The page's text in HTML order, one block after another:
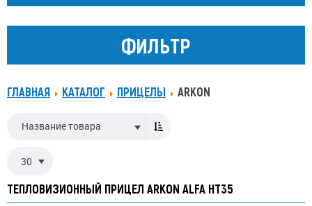
ФИЛЬТР
ГЛАВНАЯ КАТАЛОГ ПРИЦЕЛЫ ARKON
Название товара
30
ТЕПЛОВИЗИОННЫЙ ПРИЦЕЛ ARKON ALFA HT35